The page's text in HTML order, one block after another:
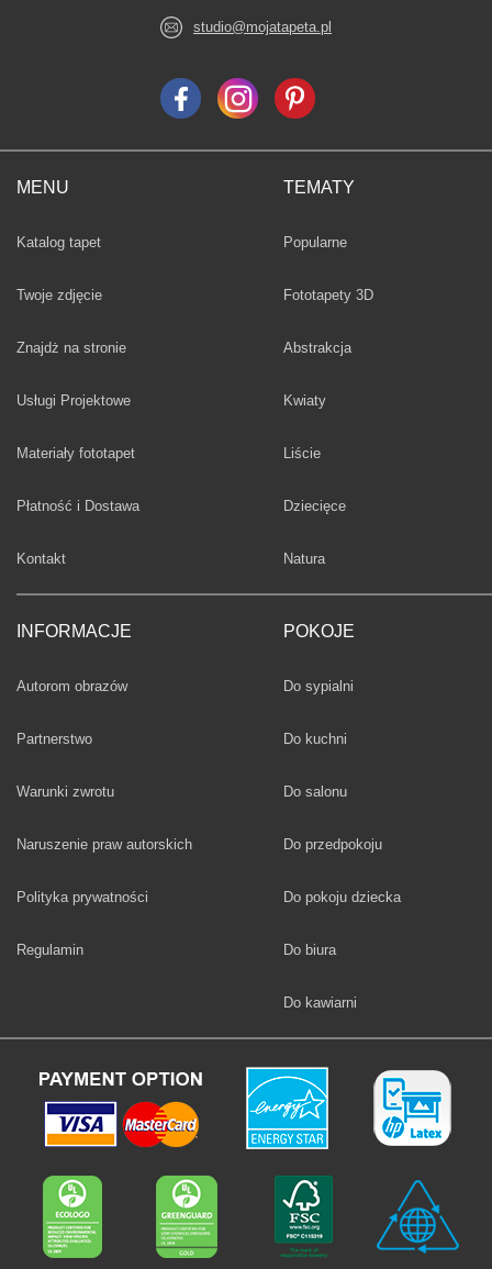
MENU
Katalog tapet
Twoje zdjęcie
Znajdż na stronie
Usługi Projektowe
Materiały fototapet
Płatność i Dostawa
Kontakt
INFORMACJE
Autorom obrazów
Partnerstwo
Warunki zwrotu
Naruszenie praw autorskich
Polityka prywatności
Regulamin
TEMATY
Fototapety
Popularne
Fototapety 3D
Fototapety
Abstrakcja
Fototapety
Kwiaty
Fototapety
Liście
Fototapety
Dziecięce
Fototapety
Natura
POKOJE
Fototapety
Do sypialni
Fototapety
Do kuchni
Fototapety
Do salonu
Fototapety
Do przedpokoju
Fototapety
Do pokoju dziecka
Fototapety
Do biura
Fototapety
Do kawiarni
studio@mojatapeta.pl